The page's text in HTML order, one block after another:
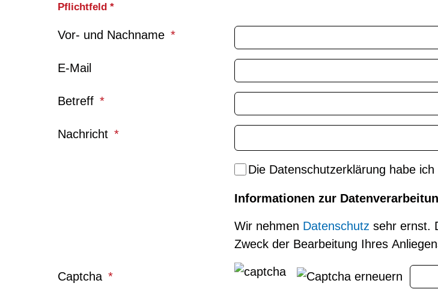
Pflichtfeld *
Vor- und Nachname
E-Mail
Betreff
Nachricht
Die Datenschutzerklärung habe
Informationen zur
Wir nehmen Datenschutz sehr ernst.
Zweck der Bearbeitung Ihres
Captcha